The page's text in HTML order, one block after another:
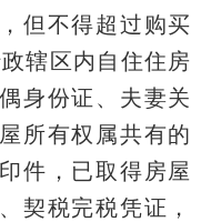
但不得超过购买
辖区内自住住房
身份证、夫妻关
所有权属共有的
件，已取得房屋
契税完税凭证，